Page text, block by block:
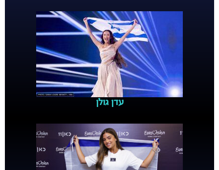
עדן גולן